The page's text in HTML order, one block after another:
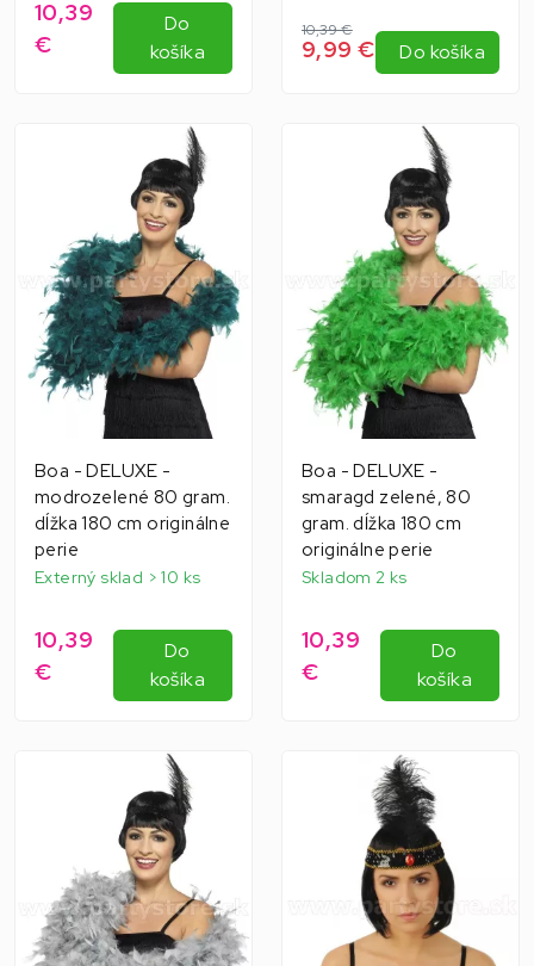
10,39
€
Do
košíka
10,39 €
9,99 € Do košíka
Boa - DELUXE -
modrozelené 80 gram.
dĺžka 180 cm originálne
perie
Externý sklad > 10 ks
10,39
€
Do
košíka
Boa - DELUXE -
smaragd zelené, 80
gram. dĺžka 180 cm
originálne perie
Skladom 2 ks
10,39
€
Do
košíka